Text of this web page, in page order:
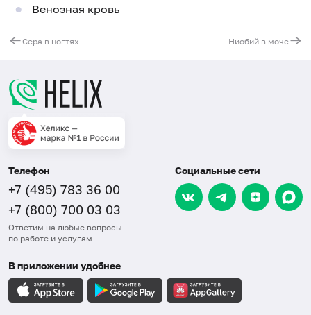
Венозная кровь
Сера в ногтях Ниобий в моче
Телефон
+7 (495) 783 36 00
+7 (800) 700 03 03
Ответим на любые вопросы
по работе и услугам
Социальные сети
В приложении удобнее